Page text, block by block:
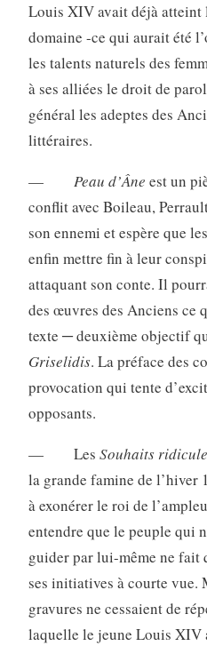
Louis XIV avait déjà atteint
domaine -ce qui aurait été
les talents naturels des
à ses alliées le droit de
général les adeptes des
littéraires.
— Peau d’Âne est un
conflit avec Boileau,
son ennemi et espère que
enfin mettre fin à leur
attaquant son conte. Il
des œuvres des Anciens ce
texte ─ deuxième objectif
Griselidis. La préface des
provocation qui tente
opposants.
— Les Souhaits
la grande famine de l’hiver
à exonérer le roi de
entendre que le peuple qui
guider par lui-même ne fait
ses initiatives à courte vue.
gravures ne cessaient de
laquelle le jeune Louis XIV